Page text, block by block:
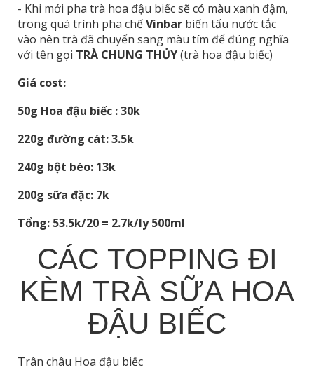
- Khi mới pha trà hoa đậu biếc sẽ có màu xanh đậm,
trong quá trình pha chếVinbar biến tấu nước tắc
vào nên trà đã chuyển sang màu tím để đúng nghĩa
với tên gọi TRÀ CHUNG THỦY(trà hoa đậu biếc)
Giá cost:
50g Hoa đậu biếc : 30k
220g đường cát: 3.5k
240g bột béo: 13k
200g sữa đặc: 7k
Tổng: 53.5k/20 = 2.7k/ly 500ml
CÁC TOPPING ĐI
KÈM TRÀ SỮA HOA
ĐẬU BIẾC
Trân châu Hoa đậu biếc